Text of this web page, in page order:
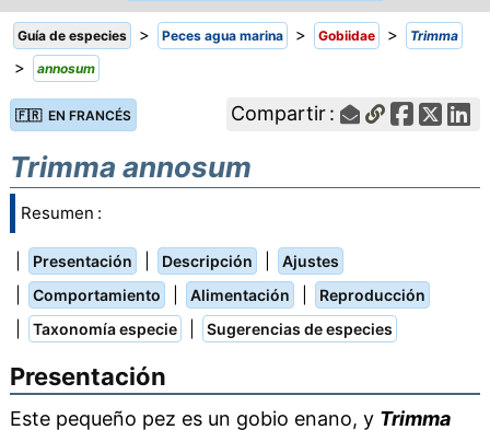
Guía de especies > Peces agua marina > Gobiidae > Trimma
> annosum
🇫🇷 EN FRANCÉS Compartir :
Trimma annosum
Resumen :
Presentación Descripción Ajustes
Comportamiento Alimentación Reproducción
Taxonomía especie Sugerencias de especies
Presentación
Este pequeño pez es un gobio enano, y Trimma